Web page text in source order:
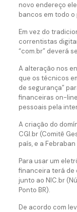
novo endereço
bancos em todo o
Em vez do
correntistas
“com.br” deverá
A alteração nos
que os técnicos
de segurança”
financeiras on-
pessoais pela
A criação do
CGI.br (Comitê
país, e a
Para usar um
financeira terá de
junto ao NIC.br
Ponto BR).
De acordo com